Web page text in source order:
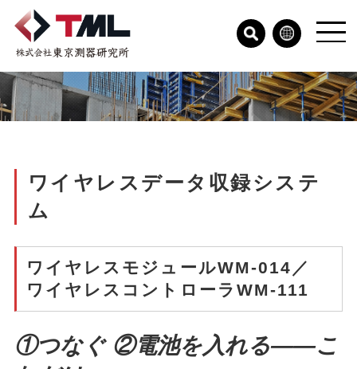
ワイヤレスデータ収録システ
ム
ワイヤレスモジュールWM-014／
ワイヤレスコントローラWM-111
①つなぐ ②電池を入れる――こ